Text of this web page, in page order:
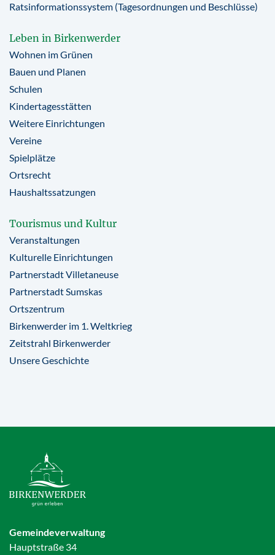
Ratsinformationssystem (Tagesordnungen und Beschlüsse)
Leben in Birkenwerder
Wohnen im Grünen
Bauen und Planen
Schulen
Kindertagesstätten
Weitere Einrichtungen
Vereine
Spielplätze
Ortsrecht
Haushaltssatzungen
Tourismus und Kultur
Veranstaltungen
Kulturelle Einrichtungen
Partnerstadt Villetaneuse
Partnerstadt Sumskas
Ortszentrum
Birkenwerder im 1. Weltkrieg
Zeitstrahl Birkenwerder
Unsere Geschichte
Gemeindeverwaltung
Hauptstraße 34